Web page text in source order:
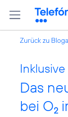
Zurück zu
Das
bei O2